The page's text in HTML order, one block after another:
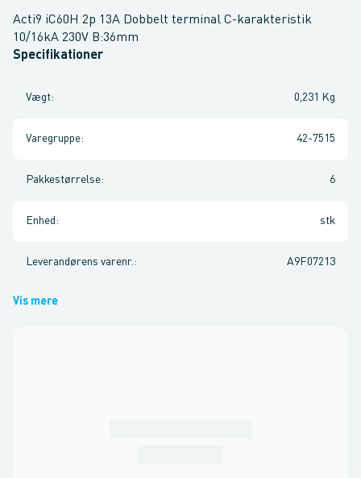
Acti9 iC60H 2p 13A Dobbelt terminal C-karakteristik
10/16kA 230V B:36mm
Specifikationer
Vægt: 0,231 Kg
Varegruppe: 42-7515
Pakkestørrelse: 6
Enhed : stk
Leverandørens varenr. : A9F07213
Vis mere